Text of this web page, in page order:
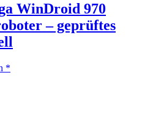
WinDroid 970
– geprüftes
*